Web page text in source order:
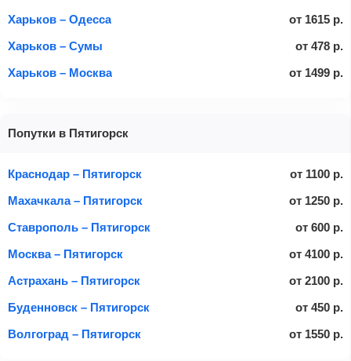
Харьков – Одесса
от 1615 р.
Харьков – Сумы
от 478 р.
Харьков – Москва
от 1499 р.
Попутки в Пятигорск
Краснодар – Пятигорск от 1100 р.
Махачкала – Пятигорск
от 1250 р.
Ставрополь – Пятигорск
от 600 р.
Москва – Пятигорск
от 4100 р.
Астрахань – Пятигорск
от 2100 р.
Буденновск – Пятигорск
от 450 р.
Волгоград – Пятигорск
от 1550 р.